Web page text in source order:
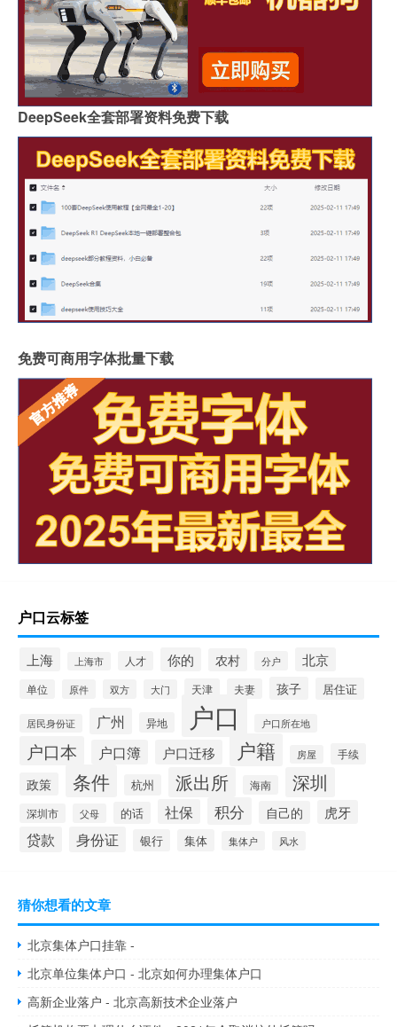
DeepSeek全套部署资料免费下载
免费可商用字体批量下载
户口云标签
上海 上海市 人才 你的 农村 分户 北京
单位 原件 双方 大门 天津 夫妻 孩子 居住证
居民身份证 广州 异地 户口 户口所在地
户口本 户口簿 户口迁移 户籍 房屋 手续
政策 条件 杭州 派出所 海南 深圳
深圳市 父母 的话 社保 积分 自己的 虎牙
贷款 身份证 银行 集体 集体户 风水
猜你想看的文章
北京集体户口挂靠 -
北京单位集体户口 - 北京如何办理集体户口
高新企业落户 - 北京高新技术企业落户